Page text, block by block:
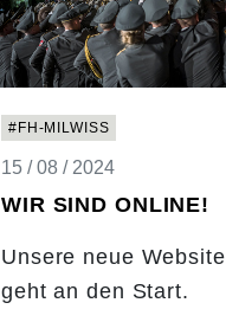
#FH-MILWISS
15 / 08 / 2024
WIR SIND ONLINE!
Unsere neue Website
geht an den Start.